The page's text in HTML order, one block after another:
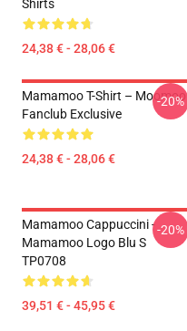
Shirts
24,38 € - 28,06 €
Mamamoo T-Shirt – Moomoo
Fanclub Exclusive
24,38 € - 28,06 €
-20%
Mamamoo Cappuccini -
Mamamoo Logo Blu S
TP0708
39,51 € - 45,95 €
-20%